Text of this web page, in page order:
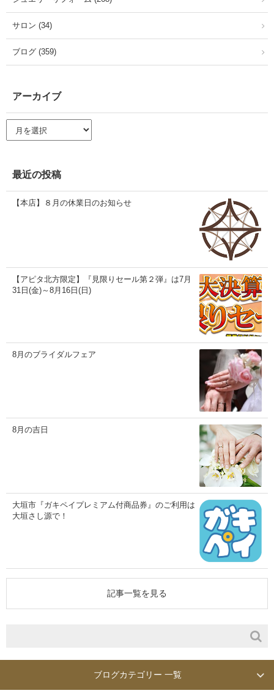
サロン (34)
ブログ (359)
アーカイブ
ー
ブ
最近の投稿
【本店】８月の休業日のお知らせ
【アピタ北方限定】『見限りセール第２弾』は7月
31日(金)～8月16日(日)
8月のブライダルフェア
8月の吉日
大垣市『ガキペイプレミアム付商品券』のご利用は
大垣さし源で！
記事一覧を見る
ブログカテゴリー 一覧